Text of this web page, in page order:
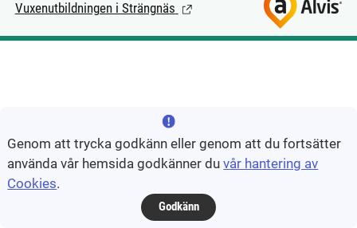
Vuxenutbildningen i Strängnäs (Länk till extern sida.)
Genom att trycka godkänn eller genom att du fortsätter
använda vår hemsida godkänner duvår hantering av
Cookies.
Godkänn